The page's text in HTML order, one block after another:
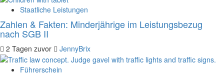
Staatliche Leistungen
Zahlen & Fakten: Minderjährige im Leistungsbezug
nach SGB II
2 Tagen zuvor JennyBrix
Führerschein